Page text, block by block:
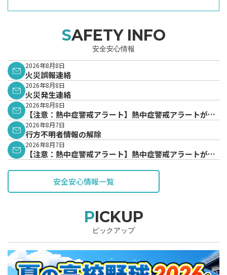
SAFETY INFO
安全安心情報
2026年8月8日
火災誤報連絡
2026年8月8日
火災発生連絡
2026年8月8日
【注意：熱中症警戒アラート】熱中症警戒アラートが発
表されています。
2026年8月7日
行方不明者情報の解除
2026年8月7日
【注意：熱中症警戒アラート】熱中症警戒アラートが発
安全安心情報一覧
PICKUP
ピックアップ